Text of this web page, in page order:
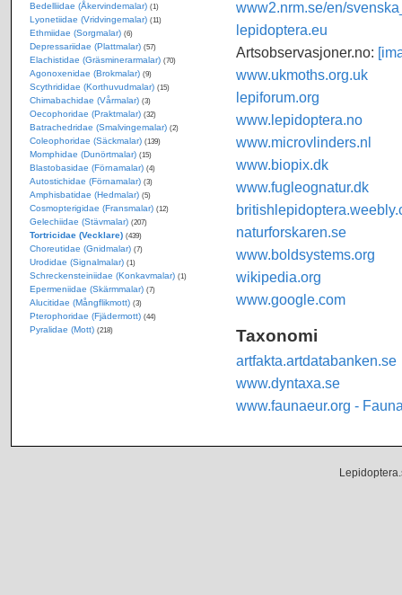
www2.nrm.se/en/
lepidoptera.eu
Artsobservasjoner.no:
www.ukmoths.org.uk
lepiforum.org
www.lepidoptera.no
www.microvlinders.nl
www.biopix.dk
www.fugleognatur.dk
naturforskaren.se
www.boldsystems.org
wikipedia.org
www.google.com
Taxonomi
artfakta.artdatabanken.se
www.dyntaxa.se
www.faunaeur.org -
Bedelliidae (Åkervindemalar) (1)
Lyonetiidae (Vridvingemalar) (11)
Ethmiidae (Sorgmalar) (6)
Depressariidae (Plattmalar) (57)
Elachistidae (Gräsminerarmalar) (70)
Agonoxenidae (Brokmalar) (9)
Scythrididae (Korthuvudmalar) (15)
Chimabachidae (Vårmalar) (3)
Oecophoridae (Praktmalar) (32)
Batrachedridae (Smalvingemalar) (2)
Coleophoridae (Säckmalar) (139)
Momphidae (Dunörtmalar) (15)
Blastobasidae (Förnamalar) (4)
Autostichidae (Förnamalar) (3)
Amphisbatidae (Hedmalar) (5)
Cosmopterigidae (Fransmalar) (12)
Gelechiidae (Stävmalar) (207)
Tortricidae (Vecklare) (439)
Choreutidae (Gnidmalar) (7)
Urodidae (Signalmalar) (1)
Schreckensteiniidae (Konkavmalar) (1)
Epermeniidae (Skärmmalar) (7)
Alucitidae (Mångflikmott) (3)
Pterophoridae (Fjädermott) (44)
Pyralidae (Mott) (218)